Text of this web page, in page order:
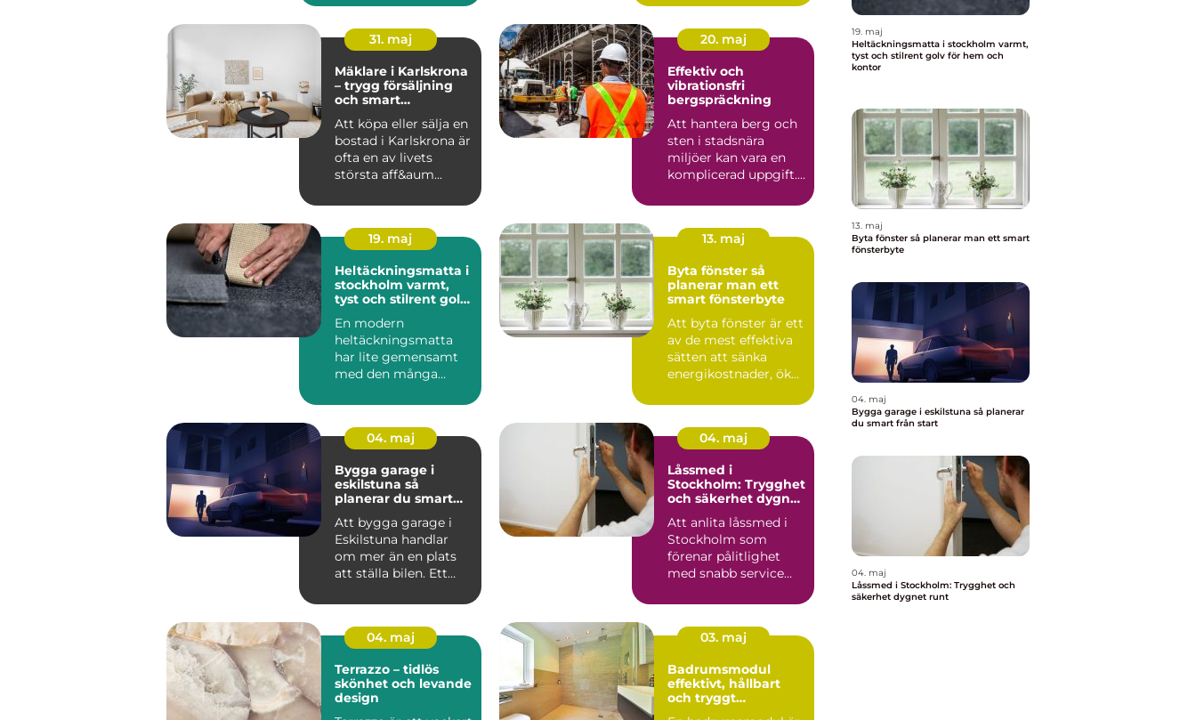
31. maj
Mäklare i Karlskrona
– trygg försäljning
och smart
Att köpa eller sälja en
bostad i Karlskrona är
ofta en av livets
största aff&aum...
20. maj
Effektiv och
vibrationsfri
bergspräckning
Att hantera berg och
sten i stadsnära
miljöer kan vara en
komplicerad uppgift.
19. maj
Heltäckningsmatta i
stockholm varmt,
tyst och stilrent golv
En modern
heltäckningsmatta
har lite gemensamt
med den många
80-talet. Dagens
mat...
13. maj
Byta fönster så
planerar man ett
smart fönsterbyte
Att byta fönster är ett
av de mest effektiva
sätten att sänka
energikostnader, öka
o...
04. maj
Bygga garage i
eskilstuna så
planerar du smart
Att bygga garage i
Eskilstuna handlar
om mer än en plats
att ställa bilen. Ett
ger...
04. maj
Låssmed i
Stockholm: Trygghet
och säkerhet dygnet
Att anlita låssmed i
Stockholm som
förenar pålitlighet
med snabb service
04. maj
Terrazzo – tidlös
skönhet och levande
design
03. maj
Badrumsmodul
effektivt, hållbart
och tryggt
19. maj
Heltäckningsmatta i stockholm varmt,
tyst och stilrent golv för hem och
kontor
13. maj
Byta fönster så planerar man ett smart
fönsterbyte
04. maj
Bygga garage i eskilstuna så planerar
du smart från start
04. maj
Låssmed i Stockholm: Trygghet och
säkerhet dygnet runt